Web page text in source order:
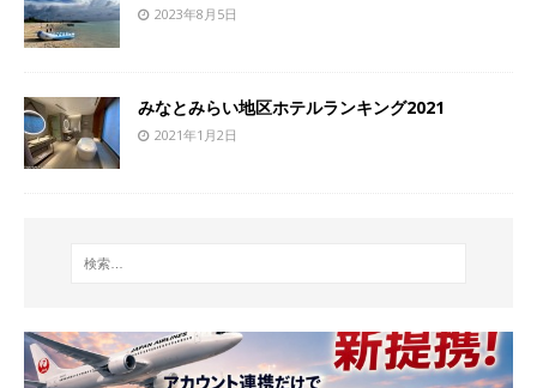
2023年8月5日
みなとみらい地区ホテルランキング2021
2021年1月2日